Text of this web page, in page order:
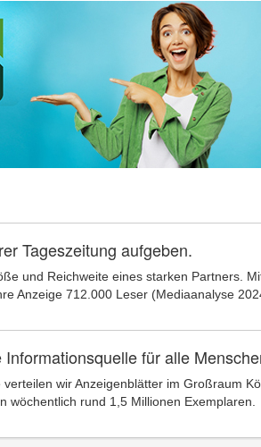
Tageszeitung aufgeben.
und Reichweite eines starken Partners.
Anzeige 712.000 Leser (Mediaanalyse
Informationsquelle für alle
wir Anzeigenblätter im Großraum
wöchentlich rund 1,5 Millionen Exemplaren.